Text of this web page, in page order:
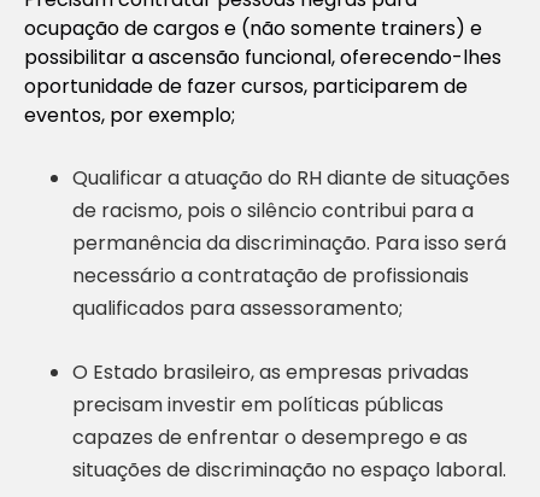
ocupação de cargos e (não somente trainers) e
possibilitar a ascensão funcional, oferecendo-lhes
oportunidade de fazer cursos, participarem de
eventos, por exemplo;
Qualificar a atuação do RH diante de situações
de racismo, pois o silêncio contribui para a
permanência da discriminação. Para isso será
necessário a contratação de profissionais
qualificados para assessoramento;
O Estado brasileiro, as empresas privadas
precisam investir em políticas públicas
capazes de enfrentar o desemprego e as
situações de discriminação no espaço laboral.